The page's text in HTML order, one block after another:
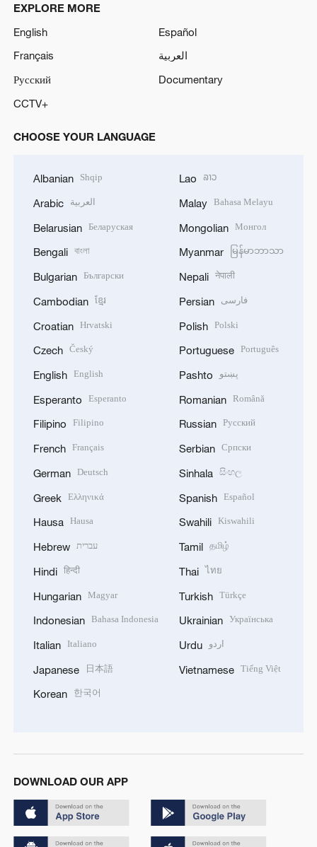
EXPLORE MORE
English
Español
Français
العربية
Русский
Documentary
CCTV+
CHOOSE YOUR LANGUAGE
Albanian Shqip
Arabic العربية
Belarusian Беларуская
Bengali বাংলা
Bulgarian Български
Cambodian ខ្មែរ
Croatian Hrvatski
Czech Český
English English
Esperanto Esperanto
Filipino Filipino
French Français
German Deutsch
Greek Ελληνικά
Hausa Hausa
Hebrew עברית
Hindi हिन्दी
Hungarian Magyar
Indonesian Bahasa Indonesia
Italian Italiano
Japanese 日本語
Korean 한국어
Lao ລາວ
Malay Bahasa Melayu
Mongolian Монгол
Myanmar မြန်မာဘာသာ
Nepali नेपाली
Persian فارسی
Polish Polski
Portuguese Português
Pashto پښتو
Romanian Română
Russian Русский
Serbian Српски
Sinhala සිංහල
Spanish Español
Swahili Kiswahili
Tamil தமிழ்
Thai ไทย
Turkish Türkçe
Ukrainian Українська
Urdu اردو
Vietnamese Tiếng Việt
DOWNLOAD OUR APP